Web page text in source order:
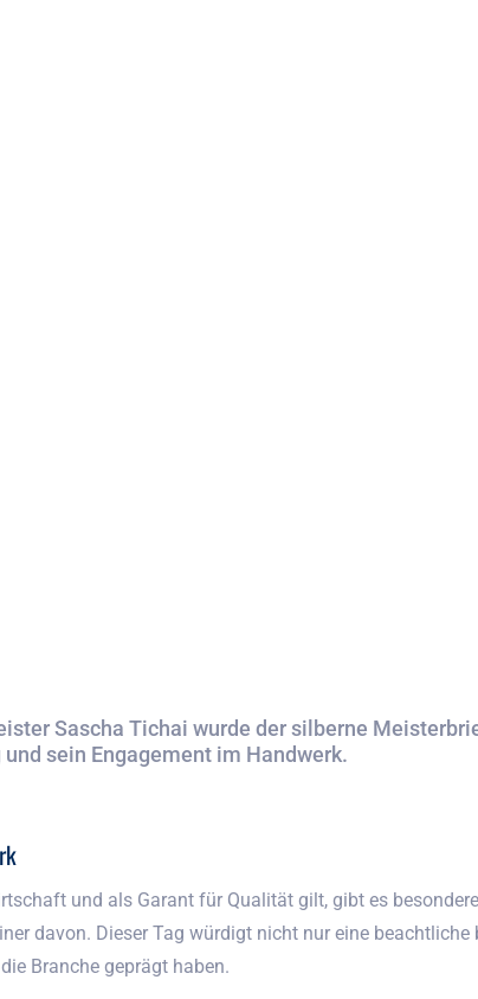
Sascha Tichai wurde der silberne
sein Engagement im Handwerk.
und als Garant für Qualität gilt, gibt es
davon. Dieser Tag würdigt nicht nur eine
Branche geprägt haben.